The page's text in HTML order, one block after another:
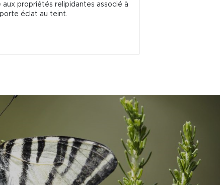
propriétés relipidantes associé à
éclat au teint.